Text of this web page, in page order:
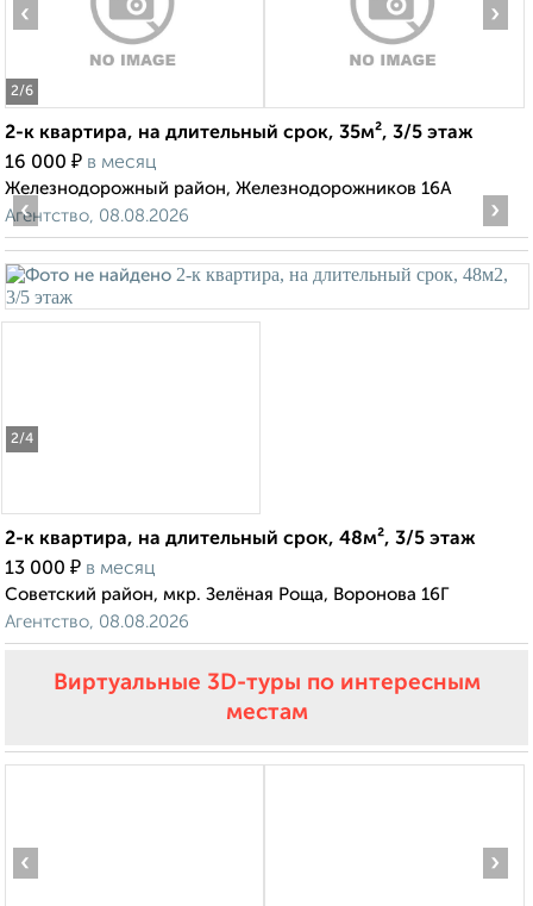
2/6
‹ ›
2-к квартира, на длительный срок, 35м², 3/5 этаж
16 000 ₽ в месяц
Железнодорожный район, Железнодорожников 16А
Агентство, 08.08.2026
2/4
‹ ›
2-к квартира, на длительный срок, 48м², 3/5 этаж
13 000 ₽ в месяц
Советский район, мкр. Зелёная Роща, Воронова 16Г
Агентство, 08.08.2026
Виртуальные 3D-туры по интересным
местам
‹ ›